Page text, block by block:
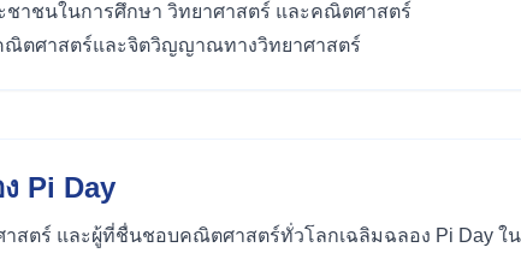
ชาชนในการศึกษา วิทยาศาสตร์ และคณิตศาสตร์
ตศาสตร์และจิตวิญญาณทางวิทยาศาสตร์
Pi Day
สตร์ และผู้ที่ชื่นชอบคณิตศาสตร์ทั่วโลกเฉลิมฉลอง Pi Day ใ